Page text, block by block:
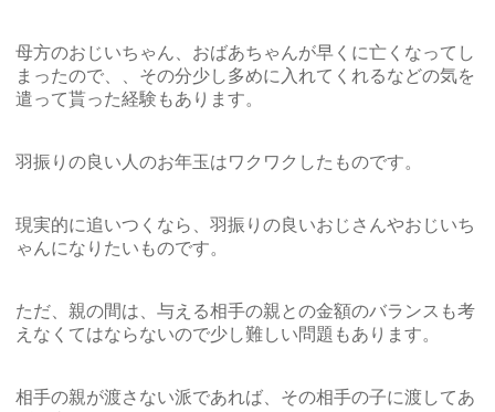
母方のおじいちゃん、おばあちゃんが早くに亡くなってし
まったので、、その分少し多めに入れてくれるなどの気を
遣って貰った経験もあります。
羽振りの良い人のお年玉はワクワクしたものです。
現実的に追いつくなら、羽振りの良いおじさんやおじいち
ゃんになりたいものです。
ただ、親の間は、与える相手の親との金額のバランスも考
えなくてはならないので少し難しい問題もあります。
相手の親が渡さない派であれば、その相手の子に渡してあ